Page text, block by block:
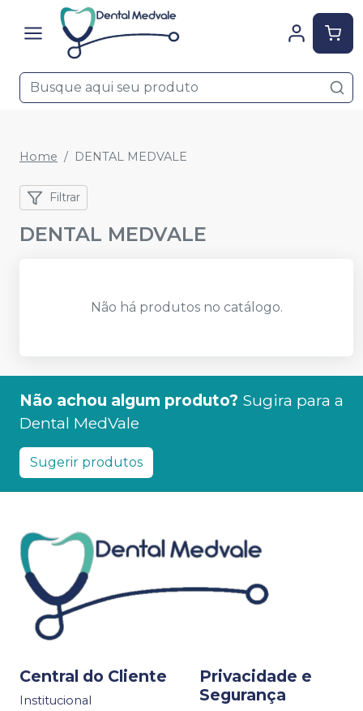
Home DENTAL MEDVALE
Filtrar
DENTAL MEDVALE
Não há produtos no catálogo.
Não achou algum produto? Sugira para a
Dental MedVale
Sugerir produtos
Central do Cliente
Institucional
Privacidade e
Segurança